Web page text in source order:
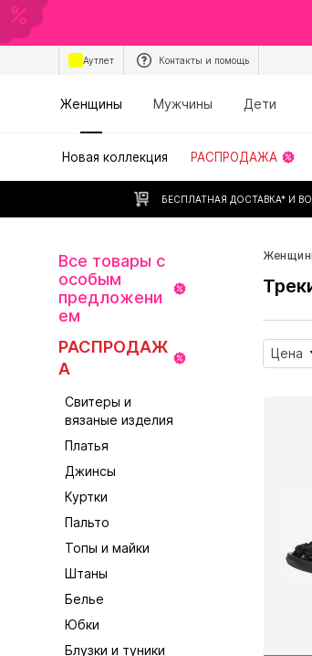
Аутлет Контакты и помощь
Женщины Мужчины Дети
Новая коллекция РАСПРОДАЖА
БЕСПЛАТНАЯ ДОСТАВКА* И
Все товары с
особым
предложени
ем
РАСПРОДАЖ
А
Свитеры и
вязаные изделия
Платья
Джинсы
Куртки
Пальто
Топы и майки
Штаны
Белье
Юбки
Блузки и туники
Цена